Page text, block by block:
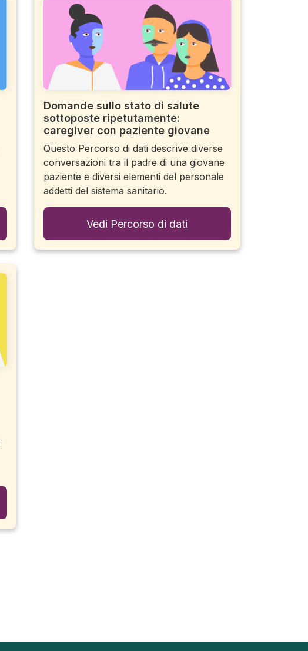
Domande sullo stato di salute
sottoposte ripetutamente:
caregiver con paziente giovane
Questo Percorso di dati descrive diverse
conversazioni tra il padre di una giovane
paziente e diversi elementi del personale
addetti del sistema sanitario.
Vedi Percorso di dati